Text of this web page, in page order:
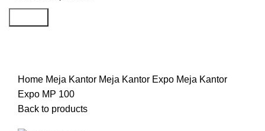
Home Meja Kantor Meja Kantor Expo Meja Kantor
Expo MP 100
Back to products